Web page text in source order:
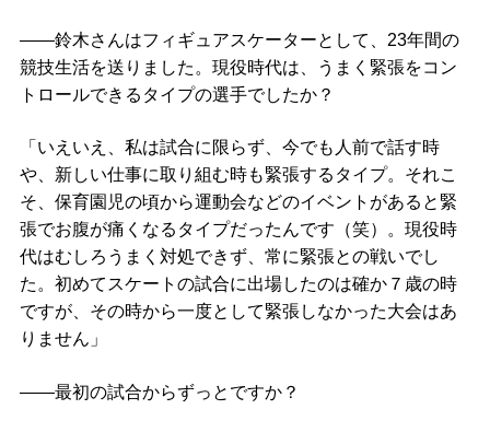
――鈴木さんはフィギュアスケーターとして、23年間の
競技生活を送りました。現役時代は、うまく緊張をコン
トロールできるタイプの選手でしたか？
「いえいえ、私は試合に限らず、今でも人前で話す時
や、新しい仕事に取り組む時も緊張するタイプ。それこ
そ、保育園児の頃から運動会などのイベントがあると緊
張でお腹が痛くなるタイプだったんです（笑）。現役時
代はむしろうまく対処できず、常に緊張との戦いでし
た。初めてスケートの試合に出場したのは確か７歳の時
ですが、その時から一度として緊張しなかった大会はあ
りません」
――最初の試合からずっとですか？